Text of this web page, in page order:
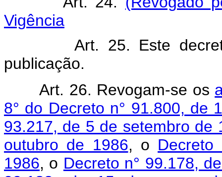
Vigência
Art. 25. Este decreto
publicação.
Art. 26. Revogam-se os
8° do Decreto n° 91.800, de
93.217, de 5 de setembro de
outubro de 1986, o
1986, o Decreto n° 99.178,